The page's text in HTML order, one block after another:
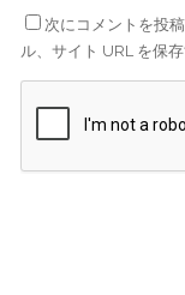
次にコメントを投
ル、サイト URL を保存